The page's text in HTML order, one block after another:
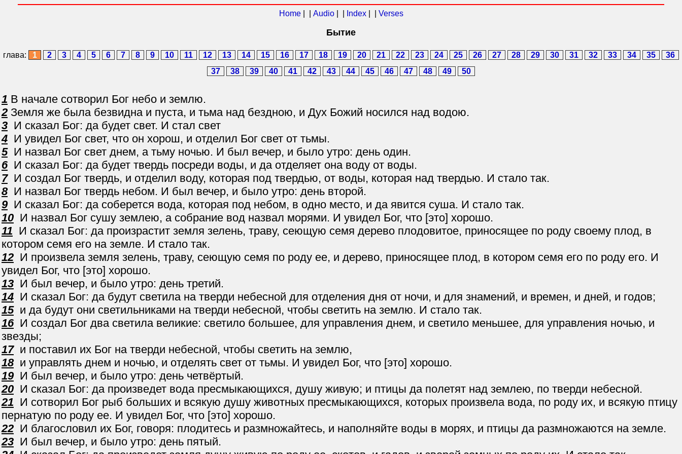
Home| | Audio| | Index| | Verses
Бытие
глава: 1 2 3 4 5 6 7 8 9 10 11 12 13 14 15 16 17 18 19 20 21 22 23 24 25 26 27 28 29 30 31 32 33 34 35
36
37
38 39 40 41 42 43 44 45 46 47 48 49 50
1 В начале сотворил Бог небо и землю.
2 Земля же была безвидна и пуста, и тьма над бездною, и Дух Божий носился над водою.
3 И сказал Бог: да будет свет. И стал свет
4 И увидел Бог свет, что он хорош, и отделил Бог свет от тьмы.
5И назвал Бог свет днем, а тьму ночью. И был вечер, и было утро: день один.
6И сказал Бог: да будет твердь посреди воды, и да отделяет она воду от воды.
7И создал Бог твердь, и отделил воду, которая под твердью, от воды, которая над твердью. И стало так.
8И назвал Бог твердь небом. И был вечер, и было утро: день второй.
9И сказал Бог: да соберется вода, которая под небом, в одно место, и да явится суша. И стало так.
10 И назвал Бог сушу землею, а собрание вод назвал морями. И увидел Бог, что [это] хорошо.
11 И сказал Бог: да произрастит земля зелень, траву, сеющую семя дерево плодовитое, приносящее по роду своему плод, в
котором семя его на земле. И стало так.
12 И произвела земля зелень, траву, сеющую семя по роду ее, и дерево, приносящее плод, в котором семя его по роду его. И
увидел Бог, что [это] хорошо.
13 И был вечер, и было утро: день третий.
14 И сказал Бог: да будут светила на тверди небесной для отделения дня от ночи, и для знамений, и времен, и дней, и годов;
15и да будут они светильниками на тверди небесной, чтобы светить на землю. И стало так.
16И создал Бог два светила великие: светило большее, для управления днем, и светило меньшее, для управления ночью, и
звезды;
17и поставил их Бог на тверди небесной, чтобы светить на землю,
18и управлять днем и ночью, и отделять свет от тьмы. И увидел Бог, что [это] хорошо.
19И был вечер, и было утро: день четвёртый.
20 И сказал Бог: да произведет вода пресмыкающихся, душу живую; и птицы да полетят над землею, по тверди небесной.
21 И сотворил Бог рыб больших и всякую душу животных пресмыкающихся, которых произвела вода, по роду их, и всякую птицу
пернатую по роду ее. И увидел Бог, что [это] хорошо.
22 И благословил их Бог, говоря: плодитесь и размножайтесь, и наполняйте воды в морях, и птицы да размножаются на земле.
23 И был вечер, и было утро: день пятый.